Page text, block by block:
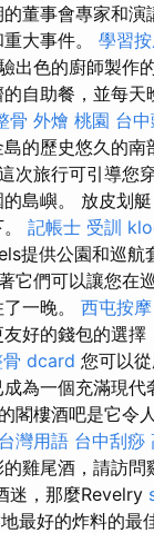
董事會專家和演
大事件。 學習
出色的廚師製作
自助餐，並每天
骨 外燴 桃園 台
的歷史悠久的南
次旅行可引導您
島嶼。 放皮划
記帳士 受訓
提供公園和巡航
它們可以讓您在
一晚。 西屯按摩
好的錢包的選擇
骨 dcard 您可以
為一個充滿現代
閣樓酒吧是它令
灣用語 台中刮痧
雞尾酒，請訪問
迷，那麼Revelry
最好的炸料的最